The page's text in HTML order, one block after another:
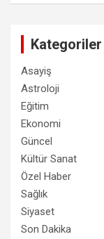
Kategoriler
Asayiş
Astroloji
Eğitim
Ekonomi
Güncel
Kültür Sanat
Özel Haber
Sağlık
Siyaset
Son Dakika